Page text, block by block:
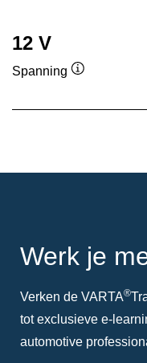
12 V
Spanning
de
Werk je
Verken de VARTA®
tot exclusieve e-
automotive